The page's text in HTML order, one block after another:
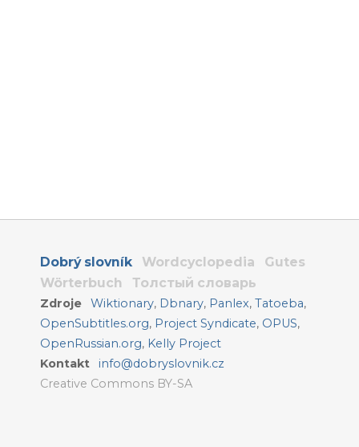
Dobrý slovník Wordcyclopedia
Gutes
Wörterbuch
Толстый словарь
Zdroje Wiktionary, Dbnary, Panlex,Tatoeba,
OpenSubtitles.org, Project Syndicate, OPUS,
OpenRussian.org, Kelly Project
Kontakt
info@dobryslovnik.cz
Creative Commons BY-SA